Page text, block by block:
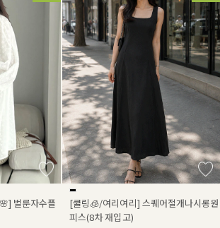
벌룬자수플
[쿨링🧊/여리여리] 스퀘어절개나시롱원
피스(8차 재입고)